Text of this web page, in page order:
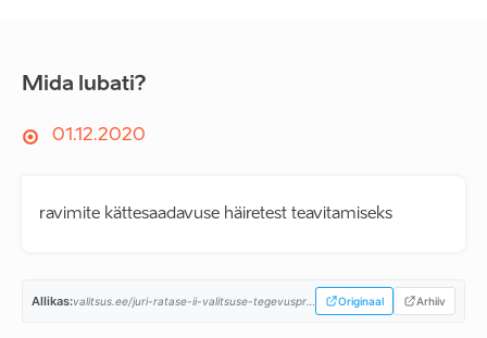
Mida lubati?
01.12.2020
ravimite kättesaadavuse häiretest teavitamiseks
Allikas: Originaal Arhiiv